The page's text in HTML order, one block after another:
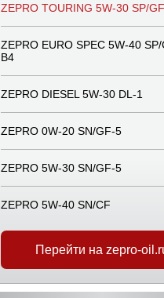
ZEPRO TOURING 5W-30 SP/
ZEPRO EURO SPEC 5W-40
В4
ZEPRO DIESEL 5W-30 DL-1
ZEPRO 0W-20 SN/GF-5
ZEPRO 5W-30 SN/GF-5
ZEPRO 5W-40 SN/CF
Перейти на zepro-